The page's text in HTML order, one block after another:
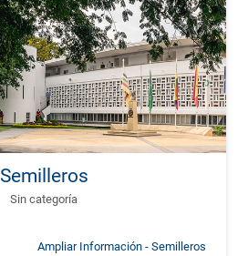
Semilleros
Sin categoría
Ampliar Información - Semilleros